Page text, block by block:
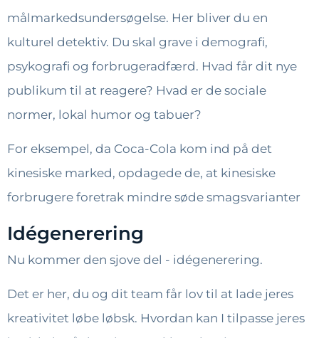
målmarkedsundersøgelse. Her bliver du en
kulturel detektiv. Du skal grave i demografi,
psykografi og forbrugeradfærd. Hvad får dit nye
publikum til at reagere? Hvad er de sociale
normer, lokal humor og tabuer?
For eksempel, da Coca-Cola kom ind på det
kinesiske marked, opdagede de, at kinesiske
forbrugere foretrak mindre søde smagsvarianter
Idégenerering
Nu kommer den sjove del - idégenerering.
Det er her, du og dit team får lov til at lade jeres
kreativitet løbe løbsk. Hvordan kan I tilpasse jeres